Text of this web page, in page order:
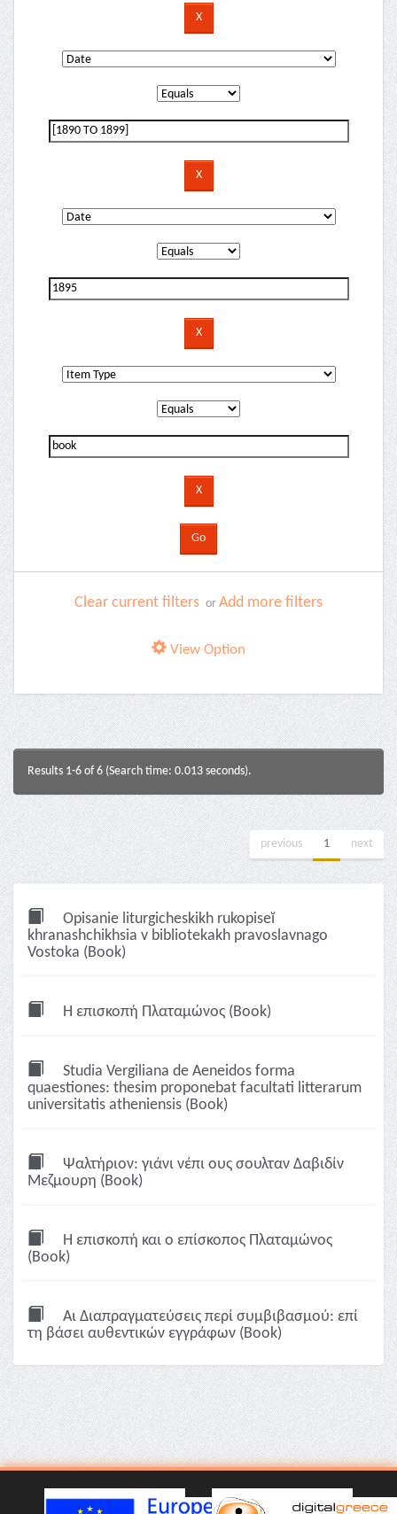
Clear current filters or Add more filters
View Option
Results 1-6 of 6 (Search time: 0.013 seconds).
previous 1 next
Opisanie liturgicheskikh rukopiseĭ
khranashchikhsia v bibliotekakh pravoslavnago
Vostoka (Book)
Η επισκοπή Πλαταμώνος (Book)
Studia Vergiliana de Aeneidos forma
quaestiones: thesim proponebat facultati litterarum
universitatis atheniensis (Book)
Ψαλτήριον: γιάνι νέπι ους σουλταν Δαβιδίν
Μεζμουρη (Book)
Η επισκοπή και ο επίσκοπος Πλαταμώνος
(Book)
Αι Διαπραγματεύσεις περί συμβιβασμού: επί
τη βάσει αυθεντικών εγγράφων (Book)